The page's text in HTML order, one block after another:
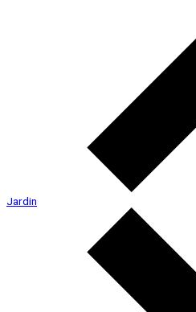
Jardin